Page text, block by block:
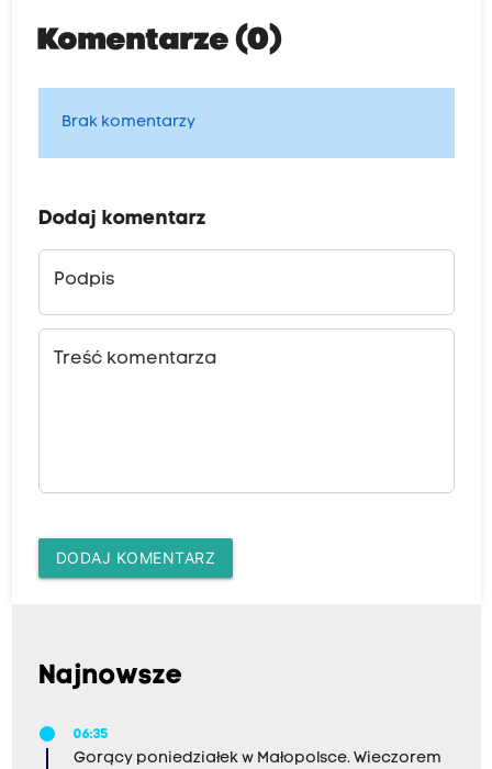
Komentarze (0)
Brak komentarzy
Dodaj komentarz
Podpis
Treść komentarza
DODAJ KOMENTARZ
Najnowsze
06:35
Gorący poniedziałek w Małopolsce. Wieczorem